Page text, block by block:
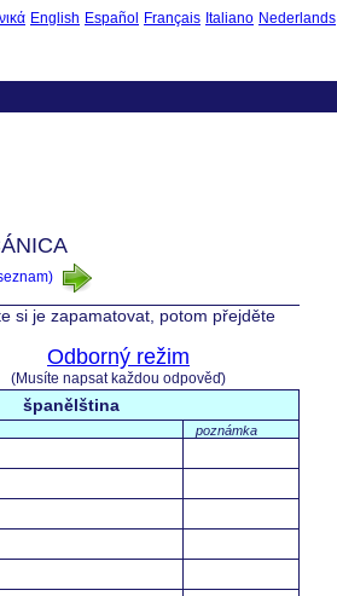
English Español Français Italiano Nederlands
si je zapamatovat, potom přejděte
Odborný režim
(Musíte napsat každou odpověď)
španělština
poznámka